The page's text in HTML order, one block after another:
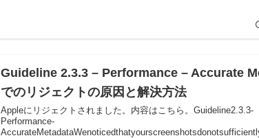
Guideline 2.3.3 – Performance – Accurate
でのリジェクトの原因と解決方法
Appleにリジェクトされました。内容はこちら。Guideline2.3.3-
Performance-